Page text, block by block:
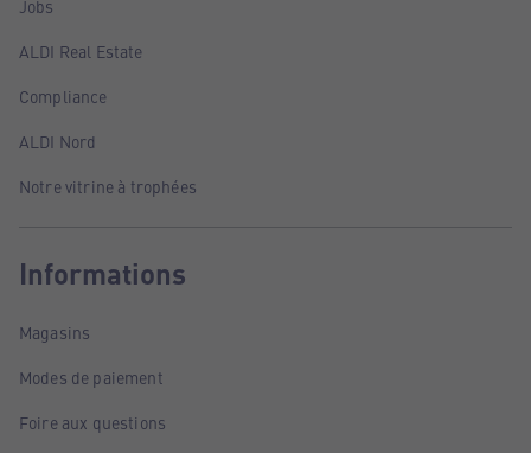
Jobs
ALDI Real Estate
Compliance
ALDI Nord
Notre vitrine à trophées
Informations
Magasins
Modes de paiement
Foire aux questions